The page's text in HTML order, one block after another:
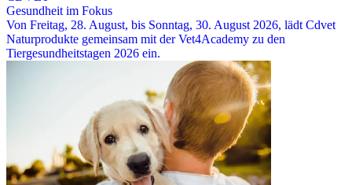
Gesundheit im Fokus
Von Freitag, 28. August, bis Sonntag, 30. August 2026, lädt Cdvet
Naturprodukte gemeinsam mit der Vet4Academy zu den
Tiergesundheitstagen 2026 ein.